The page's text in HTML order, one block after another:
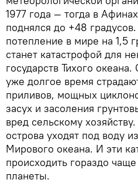
1977 года — тогда в
поднялся до +48
потепление в мире на 1,5
станет катастрофой для
государств Тихого
уже долгое время
приливов, мощных
засух и засоления
вред сельскому
острова уходят под воду
Мирового океана. И эти
происходить гораздо
планеты.